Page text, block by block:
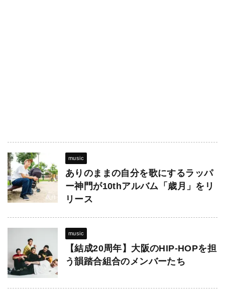
music
ありのままの自分を歌にするラッパ
ー神門が10thアルバム「歳月」をリ
リース
music
【結成20周年】大阪のHIP-HOPを担
う韻踏合組合のメンバーたち